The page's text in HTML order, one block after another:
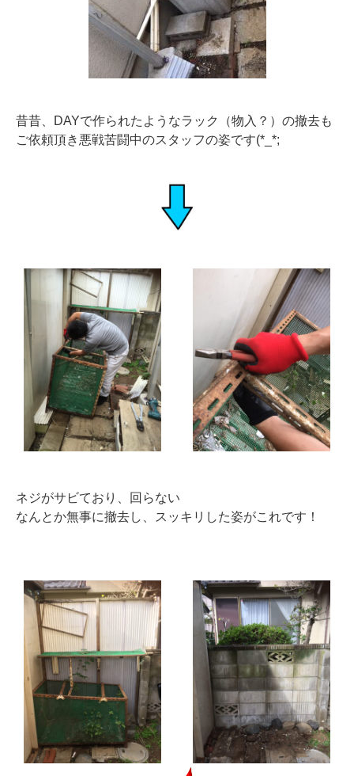
昔昔、DAYで作られたようなラック（物入？）の撤去も
ご依頼頂き悪戦苦闘中のスタッフの姿です(*_*;
ネジがサビており、回らない
なんとか無事に撤去し、スッキリした姿がこれです！